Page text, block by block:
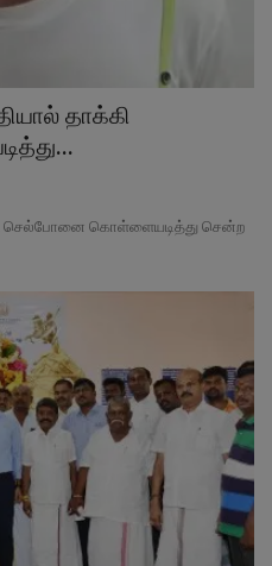
தாக்கி
செல்போனை கொள்ளையடித்து சென்ற